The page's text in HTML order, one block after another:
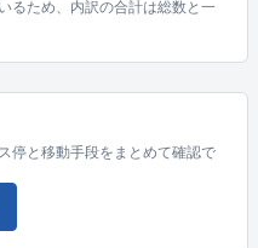
るため、内訳の合計は総数と一
停と移動手段をまとめて確認で